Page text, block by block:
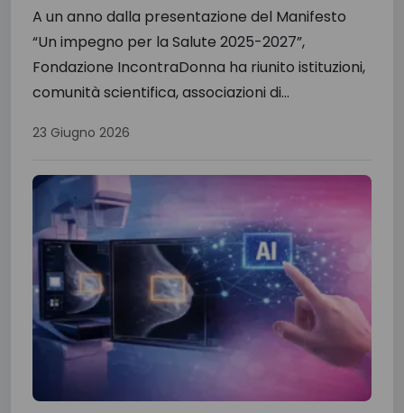
A un anno dalla presentazione del Manifesto
“Un impegno per la Salute 2025-2027”,
Fondazione IncontraDonna ha riunito istituzioni,
comunità scientifica, associazioni di...
23 Giugno 2026